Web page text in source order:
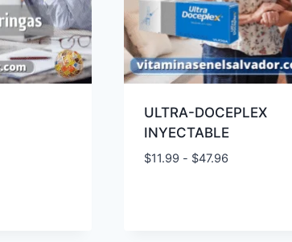
ULTRA-DOCEPLEX
INYECTABLE
$11.99 - $47.96Rango